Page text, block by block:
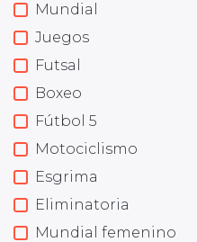
Mundial
Juegos
Futsal
Boxeo
Fútbol 5
Motociclismo
Esgrima
Eliminatoria
Mundial femenino